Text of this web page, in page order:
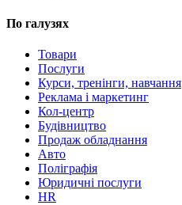
По галузях
Товари
Послуги
Курси, тренінги, навчання
Реклама і маркетинг
Кол-центр
Будівництво
Продаж обладнання
Авто
Поліграфія
Юридичні послуги
HR